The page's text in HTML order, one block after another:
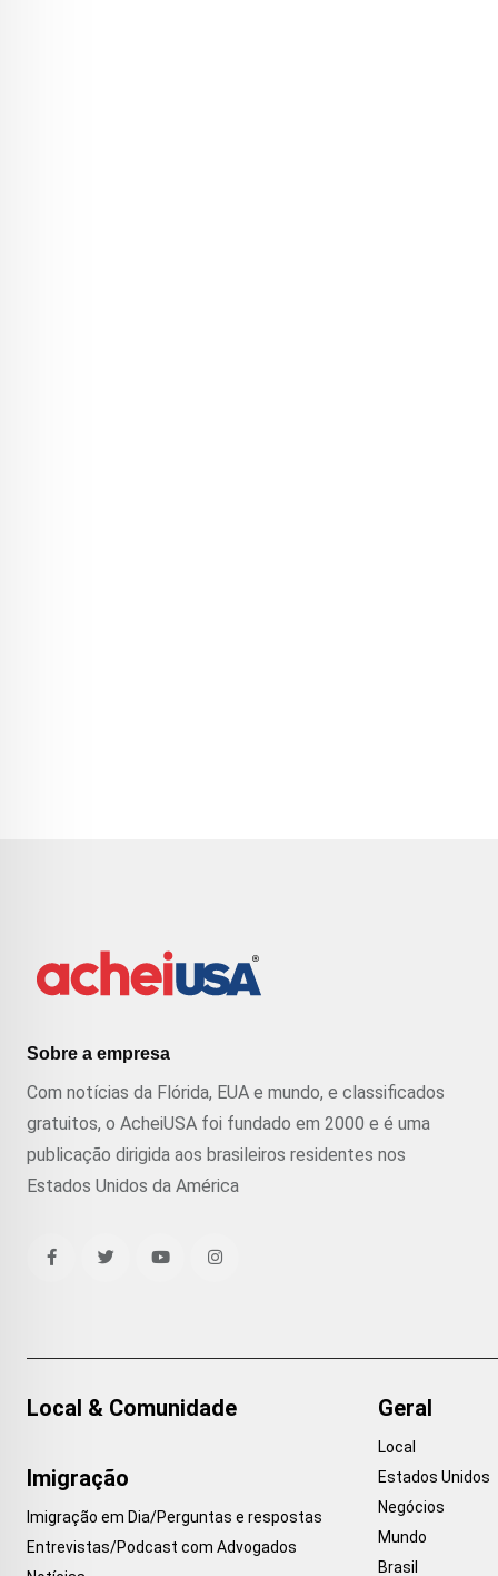
Sobre a empresa
Com notícias da Flórida, EUA e mundo, e classificados
gratuitos, o AcheiUSA foi fundado em 2000 e é uma
publicação dirigida aos brasileiros residentes nos
Estados Unidos da América
Local & Comunidade
Imigração
Imigração em Dia/Perguntas e respostas
Entrevistas/Podcast com Advogados
Geral
Local
Estados Unidos
Negócios
Mundo
Brasil